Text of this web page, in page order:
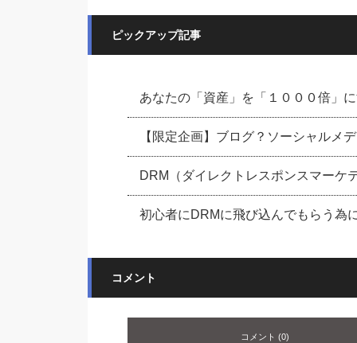
ピックアップ記事
あなたの「資産」を「１０００倍」
【限定企画】ブログ？ソーシャルメ
DRM（ダイレクトレスポンスマー
初心者にDRMに飛び込んでもらう為
コメント
コメント (0)